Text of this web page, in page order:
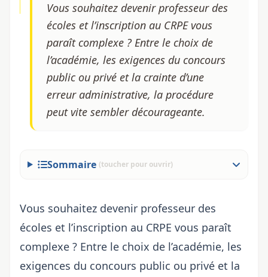
Vous souhaitez devenir professeur des
écoles et l’inscription au CRPE vous
paraît complexe ? Entre le choix de
l’académie, les exigences du concours
public ou privé et la crainte d’une
erreur administrative, la procédure
peut vite sembler décourageante.
Sommaire (toucher pour ouvrir)
Vous souhaitez devenir professeur des
écoles et l’inscription au CRPE vous paraît
complexe ? Entre le choix de l’académie, les
exigences du concours public ou privé et la